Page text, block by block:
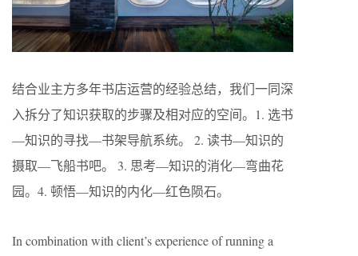
结合业主方多年书店运营的经验总结，我们一同深
入拆分了知识获取的步骤及相对应的空间。1. 选书
—知识的寻找—书架导航系统。 2. 读书—知识的
摄取—飞船书吧。 3. 思考—知识的消化—弯曲花
园。4. 顿悟—知识的内化—红色陨石。
In combination with client’s experience of running a